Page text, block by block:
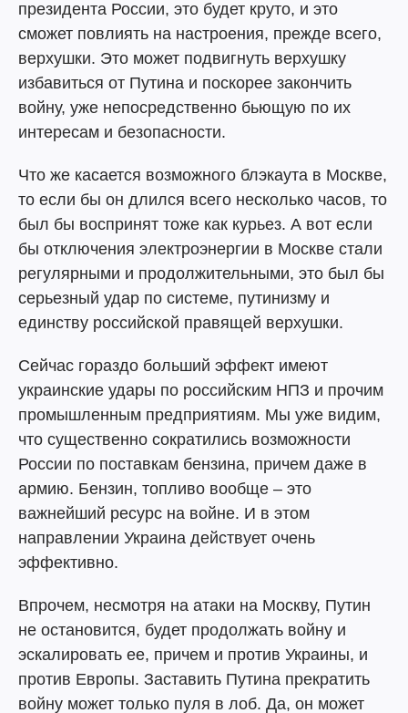
президента России, это будет круто, и это
сможет повлиять на настроения, прежде всего,
верхушки. Это может подвигнуть верхушку
избавиться от Путина и поскорее закончить
войну, уже непосредственно бьющую по их
интересам и безопасности.
Что же касается возможного блэкаута в Москве,
то если бы он длился всего несколько часов, то
был бы воспринят тоже как курьез. А вот если
бы отключения электроэнергии в Москве стали
регулярными и продолжительными, это был бы
серьезный удар по системе, путинизму и
единству российской правящей верхушки.
Сейчас гораздо больший эффект имеют
украинские удары по российским НПЗ и прочим
промышленным предприятиям. Мы уже видим,
что существенно сократились возможности
России по поставкам бензина, причем даже в
армию. Бензин, топливо вообще – это
важнейший ресурс на войне. И в этом
направлении Украина действует очень
эффективно.
Впрочем, несмотря на атаки на Москву, Путин
не остановится, будет продолжать войну и
эскалировать ее, причем и против Украины, и
против Европы. Заставить Путина прекратить
войну может только пуля в лоб. Да, он может